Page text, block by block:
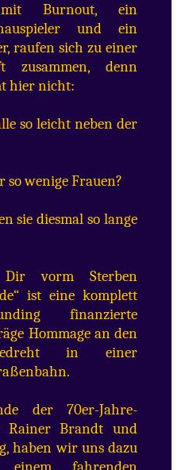
Burnout, ein
und ein
raufen sich zu einer
zusammen, denn
hier nicht:
so leicht neben der
so wenige Frauen?
sie diesmal so lange
vorm Sterben
ist eine komplett
finanzierte
Hommage an den
in einer
der 70er-Jahre-
Rainer Brandt und
haben wir uns dazu